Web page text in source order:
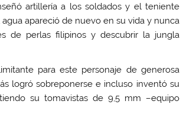
artillería a los soldados y el teniente
apareció de nuevo en su vida y nunca
de perlas filipinos y descubrir la jungla
para este personaje de generosa
logró sobreponerse e incluso inventó su
su tomavistas de 9,5 mm –equipo